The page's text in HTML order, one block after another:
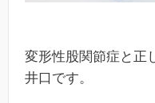
変形性股関節症と正
井口です。